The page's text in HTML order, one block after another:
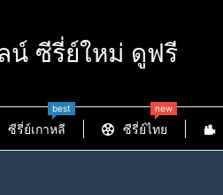
น์ ซีรี่ย์ใหม่ ดูฟรี
ซีรี่ย์เกาหลี
best
ซีรี่ย์ไทย
new